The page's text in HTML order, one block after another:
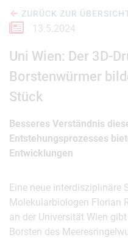
ZURÜCK ZUR
13.5.2024
Uni Wien: Der 3D-
Borstenwürmer
Stück
Besseres Verständnis
Entstehungsprozesses
Entwicklungen
Eine neue interdisziplinäre
Molekularbiologen Florian
an der Universität Wien
Borsten des